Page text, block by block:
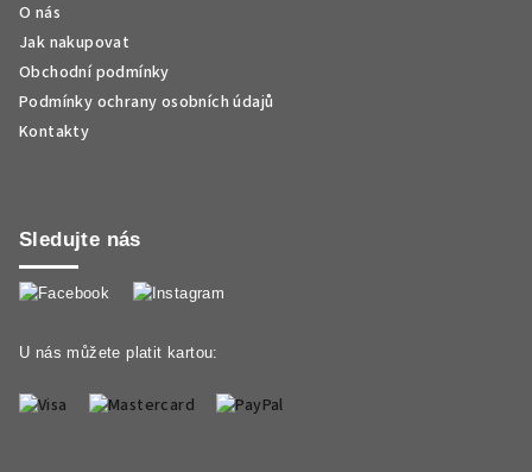
O nás
Jak nakupovat
Obchodní podmínky
Podmínky ochrany osobních údajů
Kontakty
Sledujte nás
U nás můžete platit kartou: